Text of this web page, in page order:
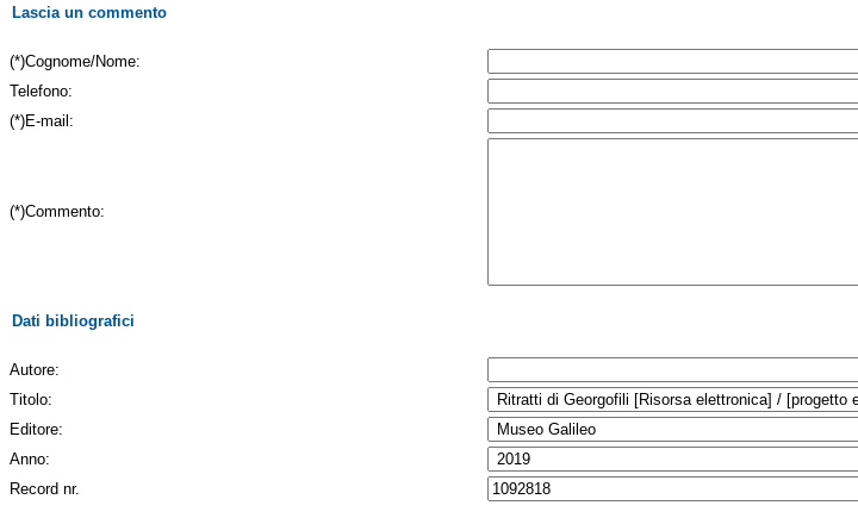
Lascia un commento
(*)Cognome/Nome:
Telefono:
(*)E-mail:
(*)Commento:
Dati bibliografici
Autore:
Titolo:
Editore:
Anno:
Record nr.